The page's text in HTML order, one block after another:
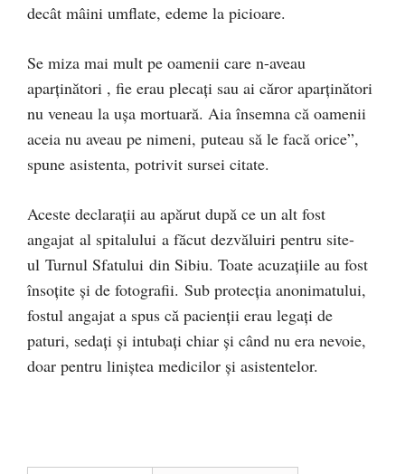
decât mâini umflate, edeme la picioare.
Se miza mai mult pe oamenii care n-aveau
aparținători , fie erau plecați sau ai căror aparținători
nu veneau la ușa mortuară. Aia însemna că oamenii
aceia nu aveau pe nimeni, puteau să le facă orice”,
spune asistenta, potrivit sursei citate.
Aceste declarații au apărut după ce un alt fost
angajat al spitalului a făcut dezvăluiri pentru site-
ul Turnul Sfatului din Sibiu. Toate acuzațiile au fost
însoțite și de fotografii. Sub protecţia anonimatului,
fostul angajat a spus că pacienţii erau legați de
paturi, sedați și intubați chiar și când nu era nevoie,
doar pentru liniștea medicilor și asistentelor.